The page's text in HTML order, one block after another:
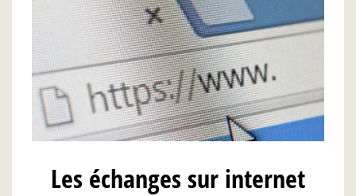
Les échanges sur internet